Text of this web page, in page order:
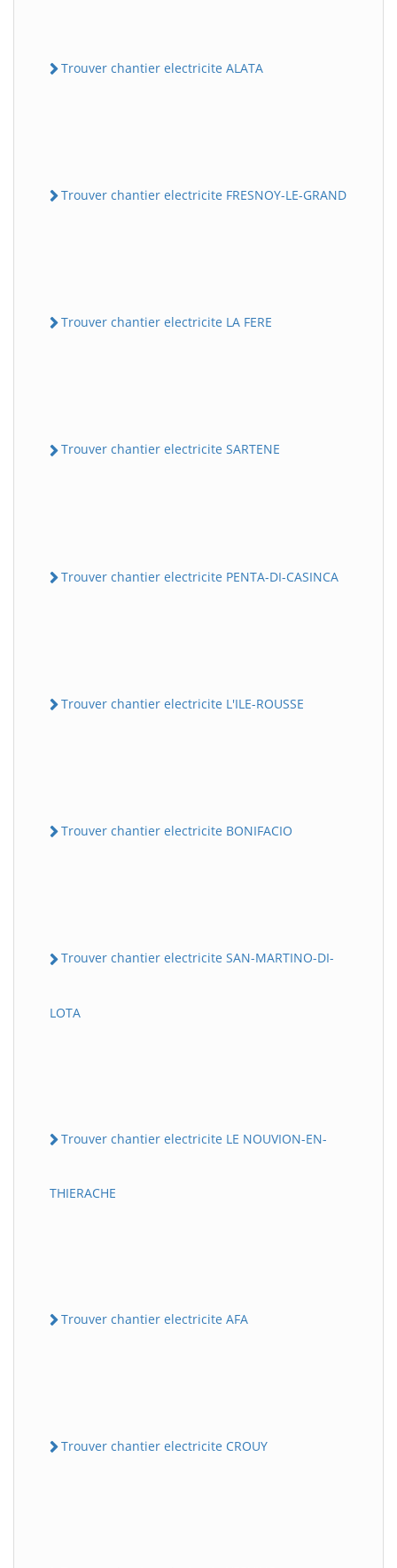
Trouver chantier electricite ALATA
Trouver chantier electricite FRESNOY-LE-GRAND
Trouver chantier electricite LA FERE
Trouver chantier electricite SARTENE
Trouver chantier electricite PENTA-DI-CASINCA
Trouver chantier electricite L'ILE-ROUSSE
Trouver chantier electricite BONIFACIO
Trouver chantier electricite SAN-MARTINO-DI-
LOTA
Trouver chantier electricite LE NOUVION-EN-
THIERACHE
Trouver chantier electricite AFA
Trouver chantier electricite CROUY